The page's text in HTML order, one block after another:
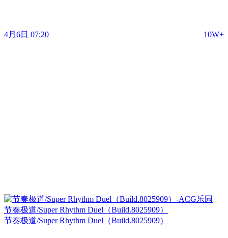
4月6日 07:20 10W+
节奏极道/Super Rhythm Duel（Build.8025909）
节奏极道/Super Rhythm Duel（Build.8025909）